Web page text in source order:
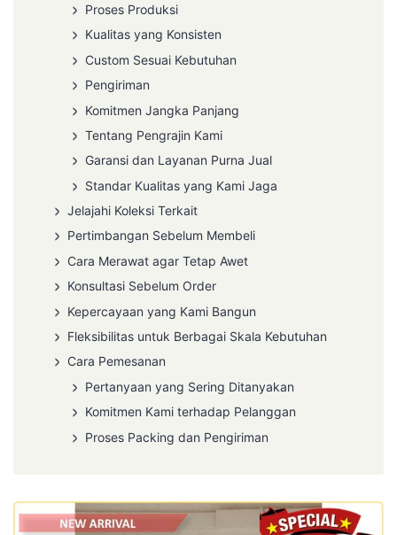
Proses Produksi
Kualitas yang Konsisten
Custom Sesuai Kebutuhan
Pengiriman
Komitmen Jangka Panjang
Tentang Pengrajin Kami
Garansi dan Layanan Purna Jual
Standar Kualitas yang Kami Jaga
Jelajahi Koleksi Terkait
Pertimbangan Sebelum Membeli
Cara Merawat agar Tetap Awet
Konsultasi Sebelum Order
Kepercayaan yang Kami Bangun
Fleksibilitas untuk Berbagai Skala Kebutuhan
Cara Pemesanan
Pertanyaan yang Sering Ditanyakan
Komitmen Kami terhadap Pelanggan
Proses Packing dan Pengiriman